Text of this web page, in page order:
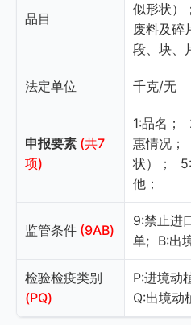
品目
似形状）
废料及碎
段、块、
法定单位 千克/无
申报要素 (共7
项)
1:品名；
惠情况；
状）；
他；
监管条件 (9AB)
9:禁止进
单; B:出
检验检疫类别
(PQ)
P:进境动
Q:出境动